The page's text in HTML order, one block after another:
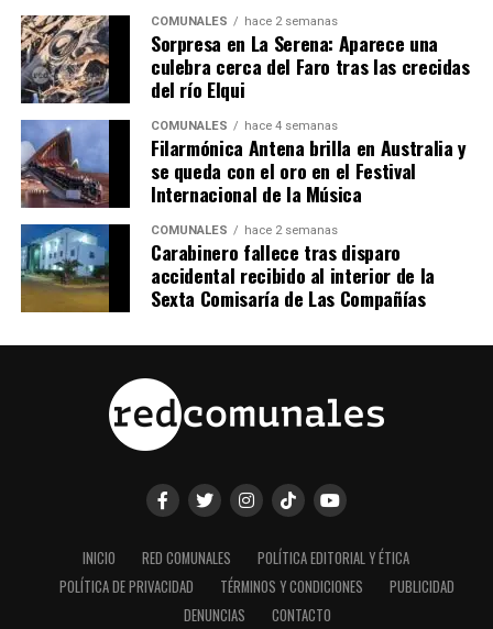
COMUNALES hace 2 semanas
Sorpresa en La Serena: Aparece una
culebra cerca del Faro tras las crecidas
del río Elqui
COMUNALES hace 4 semanas
Filarmónica Antena brilla en Australia y
se queda con el oro en el Festival
Internacional de la Música
COMUNALES hace 2 semanas
Carabinero fallece tras disparo
accidental recibido al interior de la
Sexta Comisaría de Las Compañías
INICIO RED COMUNALES
POLÍTICA EDITORIAL Y ÉTICA
POLÍTICA DE PRIVACIDAD
TÉRMINOS Y CONDICIONES
PUBLICIDAD
DENUNCIAS
CONTACTO